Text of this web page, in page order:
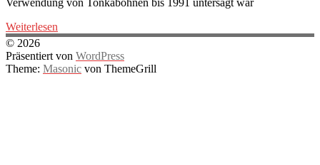
Verwendung von Tonkabohnen bis 1991 untersagt war
Weiterlesen
© 2026
Präsentiert von WordPress
Theme: Masonic von ThemeGrill